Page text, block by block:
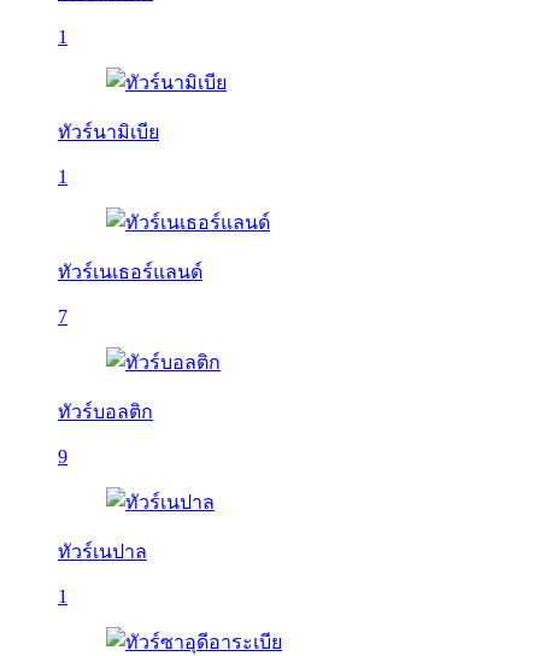
1
ทัวร์นามิเบีย
1
ทัวร์เนเธอร์แลนด์
7
ทัวร์บอลติก
9
ทัวร์เนปาล
1